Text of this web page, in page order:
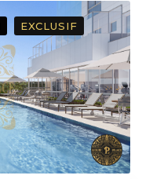
EXCLUSIF